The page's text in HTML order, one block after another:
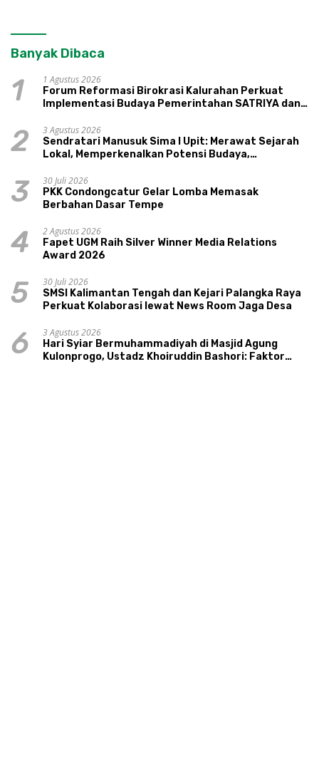
Banyak Dibaca
1
1 Agustus 2026
Forum Reformasi Birokrasi Kalurahan Perkuat
Implementasi Budaya Pemerintahan SATRIYA dan
2
3 Agustus 2026
Sendratari Manusuk Sima I Upit: Merawat Sejarah
Lokal, Memperkenalkan Potensi Budaya,
3
30 Juli 2026
PKK Condongcatur Gelar Lomba Memasak
Berbahan Dasar Tempe
4
2 Agustus 2026
Fapet UGM Raih Silver Winner Media Relations
Award 2026
5
30 Juli 2026
SMSI Kalimantan Tengah dan Kejari Palangka Raya
Perkuat Kolaborasi lewat News Room Jaga Desa
6
3 Agustus 2026
Hari Syiar Bermuhammadiyah di Masjid Agung
Kulonprogo, Ustadz Khoiruddin Bashori: Faktor